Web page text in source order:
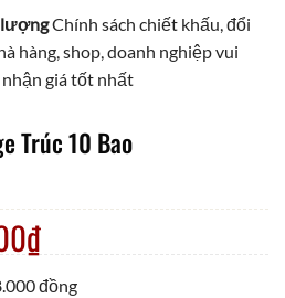
lượngChính sách chiết khấu, đổi
hàng, shop, doanh nghiệp vui
giá tốt nhất
Trúc 10 Bao
₫
đồng